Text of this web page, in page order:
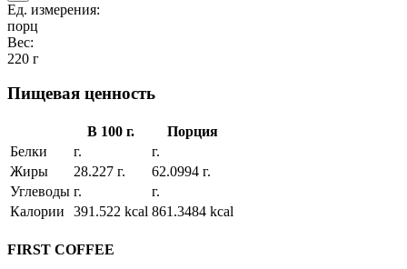
Ед. измерения:
порц
Вес:
220 г
Пищевая ценность
В 100 г.
Порция
Белки
г.
г.
Жиры
28.227 г.
62.0994 г.
Углеводы г.
г.
Калории
391.522 kcal 861.3484 kcal
FIRST COFFEE